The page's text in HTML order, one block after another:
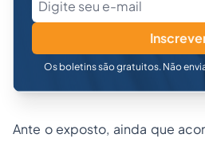
Os boletins são gratuitos. Não
Ante o exposto, ainda que